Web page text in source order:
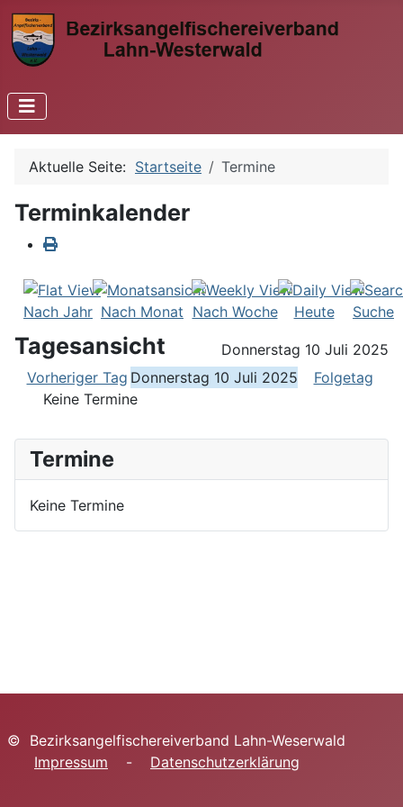
Termine
Keine Termine
Aktuelle Seite: Startseite Termine
Terminkalender
Nach Jahr Nach Monat Nach Woche Heute Suche
Tagesansicht
Donnerstag 10 Juli 2025
Vorheriger Tag Donnerstag 10 Juli 2025
Folgetag
Keine Termine
© Bezirksangelfischereiverband Lahn-Weserwald
Impressum - Datenschutzerklärung